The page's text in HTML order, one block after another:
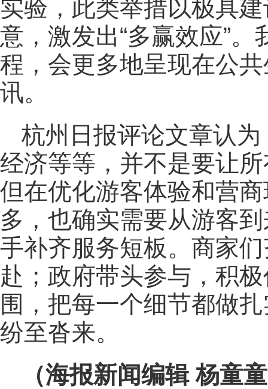
实验，此类举措以极具
意，激发出“多赢效应”
程，会更多地呈现在公
讯。
杭州日报评论文章认
经济等等，并不是要让
但在优化游客体验和营
多，也确实需要从游客
手补齐服务短板。商家
赴；政府带头参与，积
围，把每一个细节都做
纷至沓来。
（海报新闻编辑 杨童